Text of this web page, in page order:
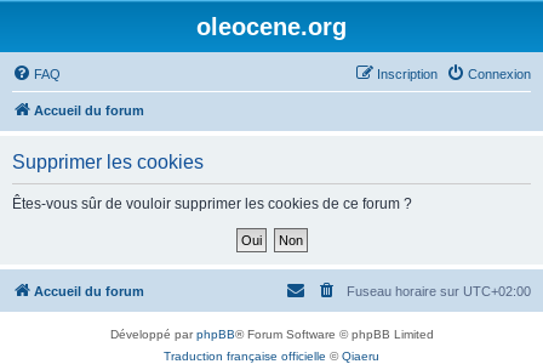
oleocene.org
FAQ Connexion
Inscription
Accueil du forum
Supprimer les cookies
Êtes-vous sûr de vouloir supprimer les cookies de ce forum ?
Accueil du forum Fuseau horaire sur UTC+02:00
Développé parphpBB® Forum Software © phpBB Limited
Traduction française officielle ©Qiaeru